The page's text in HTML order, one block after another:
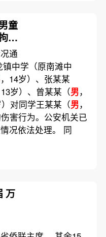
童
通
中学（原南滩中
，14岁）、张某某
13岁）、曾某某（男，
）对同学王某某（男，
害行为。公安机关已
况依法处理。 同
万